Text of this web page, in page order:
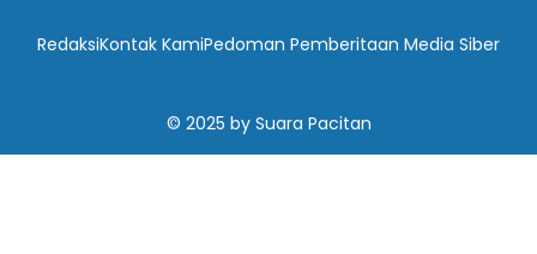
RedaksiKontak KamiPedoman Pemberitaan Media Siber
© 2025 by Suara Pacitan